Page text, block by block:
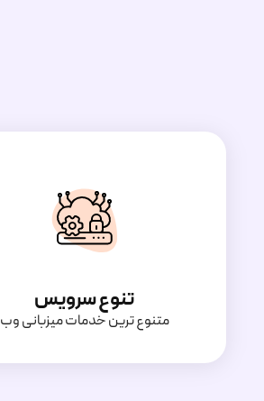
تنوع سرویس
متنوع ترین خدمات میزبانی وب